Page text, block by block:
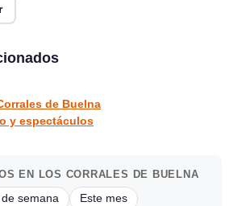
de
de Buelna
y espectáculos
EN LOS CORRALES DE BUELNA
de semana Este mes